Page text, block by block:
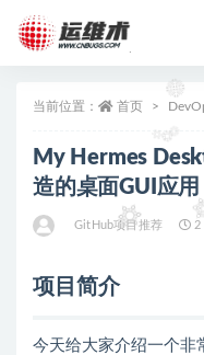
当前位置： 首页
My Hermes
造的桌面GUI应用
GitHub项目推荐 2
项目简介
今天给大家介绍一个